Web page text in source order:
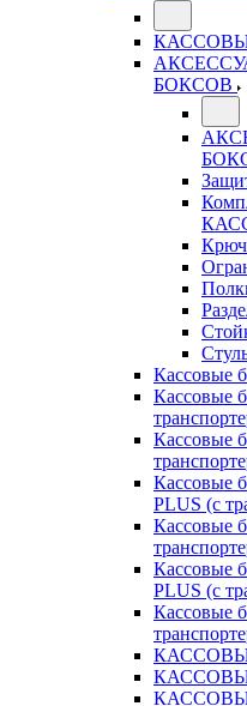
БОКСОВ
Кассовые
Кассовые
Кассовые
PLUS (с
Кассовые
Кассовые
PLUS (с
Кассовые